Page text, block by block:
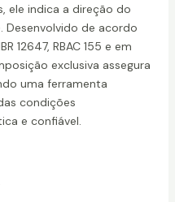
ele indica a direção do
Desenvolvido de acordo
12647, RBAC 155 e em
exclusiva assegura
uma ferramenta
condições
e confiável.